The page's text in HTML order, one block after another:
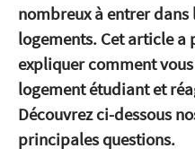
nombreux à entrer dans
logements. Cet article a
expliquer comment
logement étudiant et
Découvrez ci-dessous
principales questions.